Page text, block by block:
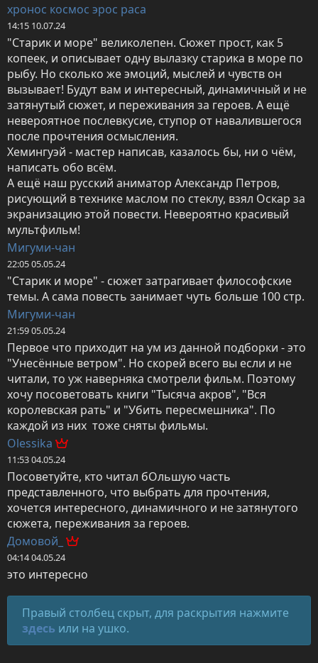
хронос космос эрос раса
14:15 10.07.24
"Старик и море" великолепен. Сюжет прост, как 5
копеек, и описывает одну вылазку старика в море по
рыбу. Но сколько же эмоций, мыслей и чувств он
вызывает! Будут вам и интересный, динамичный и не
затянутый сюжет, и переживания за героев. А ещё
невероятное послевкусие, ступор от навалившегося
после прочтения осмысления.
Хемингуэй - мастер написав, казалось бы, ни о чём,
написать обо всём.
А ещё наш русский аниматор Александр Петров,
рисующий в технике маслом по стеклу, взял Оскар за
экранизацию этой повести. Невероятно красивый
мультфильм!
Мигуми-чан
22:05 05.05.24
"Старик и море" - сюжет затрагивает философские
темы. А сама повесть занимает чуть больше 100 стр.
Мигуми-чан
21:59 05.05.24
Первое что приходит на ум из данной подборки - это
"Унесённые ветром". Но скорей всего вы если и не
читали, то уж наверняка смотрели фильм. Поэтому
хочу посоветовать книги "Тысяча акров", "Вся
королевская рать" и "Убить пересмешника". По
каждой из них  тоже сняты фильмы.
Olessika
11:53 04.05.24
Посоветуйте, кто читал бОльшую часть
представленного, что выбрать для прочтения,
хочется интересного, динамичного и не затянутого
сюжета, переживания за героев.
Домовой_
04:14 04.05.24
это интересно
Правый столбец скрыт, для раскрытия нажмите
здесь или на ушко.